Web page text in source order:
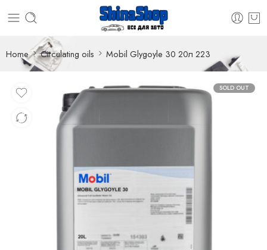
Home Circulating oils Mobil Glygoyle 30 20л 223
SOLD OUT